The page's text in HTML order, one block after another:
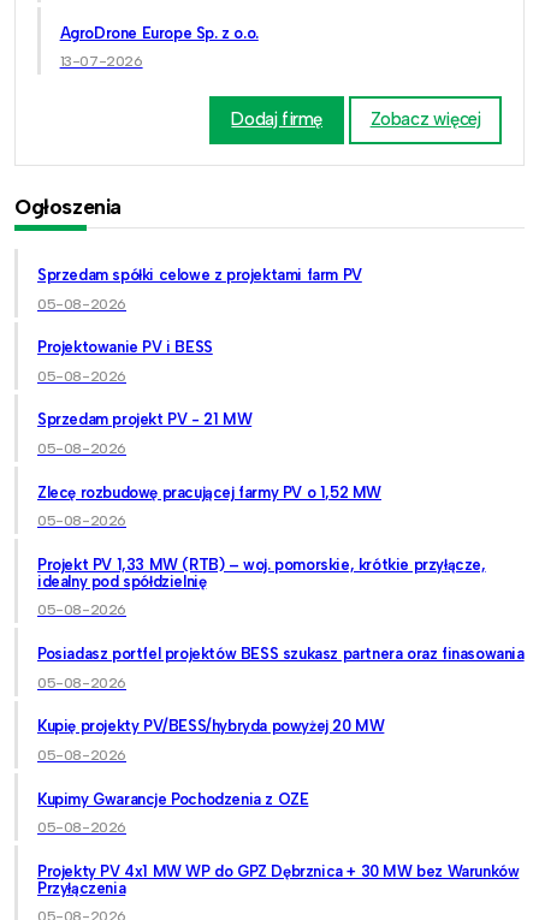
AgroDrone Europe Sp. z o.o.
13-07-2026
Dodaj firmę Zobacz więcej
Ogłoszenia
Sprzedam spółki celowe z projektami farm PV
05-08-2026
Projektowanie PV i BESS
05-08-2026
Sprzedam projekt PV - 21 MW
05-08-2026
Zlecę rozbudowę pracującej farmy PV o 1,52 MW
05-08-2026
Projekt PV 1,33 MW (RTB) – woj. pomorskie, krótkie przyłącze,
idealny pod spółdzielnię
05-08-2026
Posiadasz portfel projektów BESS szukasz partnera oraz finasowania
05-08-2026
Kupię projekty PV/BESS/hybryda powyżej 20 MW
05-08-2026
Kupimy Gwarancje Pochodzenia z OZE
05-08-2026
Projekty PV 4x1 MW WP do GPZ Dębrznica + 30 MW bez Warunków
Przyłączenia